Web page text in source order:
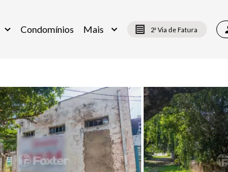
Condomínios Mais 2ª Via de Fatura